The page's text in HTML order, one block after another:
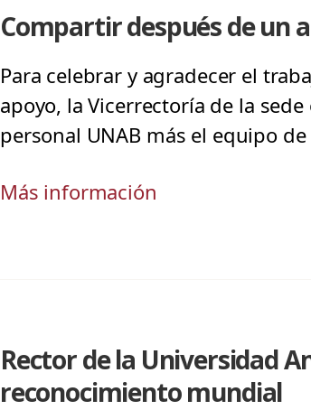
Compartir después de un
Para celebrar y agradecer el
apoyo, la Vicerrectoría de la
personal UNAB más el equipo
Más información
Rector de la Universidad
reconocimiento mundial